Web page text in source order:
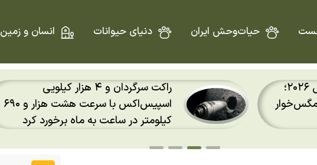
حیات‌وحش ایران دنیای حیوانات انسان و زمین
اسپیس‌اکس با سرعت هشت هزار و ۶۹۰
دو ویژگی عجیب خرس پاندا؛ ماجرای
انگشت ششم پاندا چیست؟